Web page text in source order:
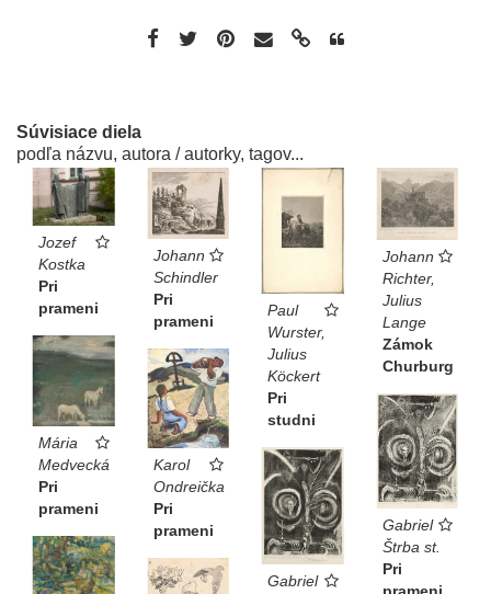
Súvisiace diela
podľa názvu, autora / autorky, tagov...
Jozef
Kostka
Pri
prameni
Johann
Schindler
Pri
prameni
Paul
Wurster,
Julius
Köckert
Pri
studni
Johann
Richter,
Julius
Lange
Zámok
Churburg
Mária
Medvecká
Pri
prameni
Karol
Ondreička
Pri
prameni
Gabriel
Štrba st.
Pri
prameni
Gabriel